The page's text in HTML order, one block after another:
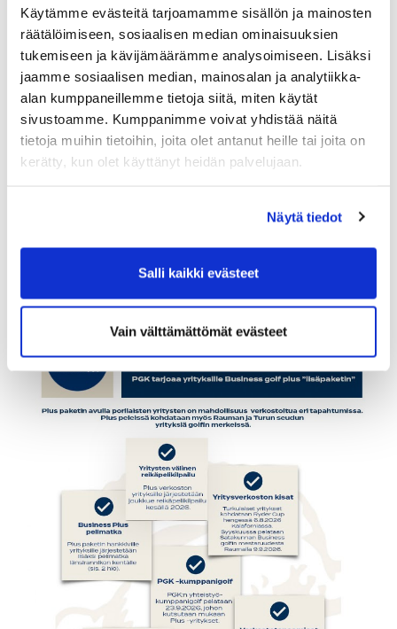
Käytämme evästeitä tarjoamamme sisällön ja mainosten
räätälöimiseen, sosiaalisen median ominaisuuksien
tukemiseen ja kävijämäärämme analysoimiseen. Lisäksi
jaamme sosiaalisen median, mainosalan ja analytiikka-
alan kumppaneillemme tietoja siitä, miten käytät
sivustoamme. Kumppanimme voivat yhdistää näitä
tietoja muihin tietoihin, joita olet antanut heille tai joita on
kerätty, kun olet käyttänyt heidän palvelujaan.
Näytä tiedot
Salli kaikki evästeet
Vain välttämättömät evästeet
Ilmoittautuminen on nyt avattu.
Kilpailuun mahtuu mukaan yhteensä 28 joukkuetta
ilmoittautumisjärjestyksessä.
Lisätiedot ja ilmoittautuminen
businessgolftour.fi